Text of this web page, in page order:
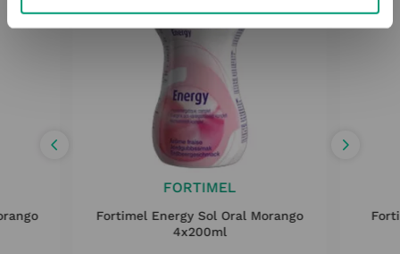
FORTIMEL
Fortimel Energy Sol Oral Morango
4x200ml